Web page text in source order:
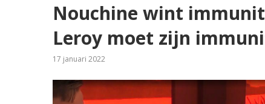
Nouchine wint
Leroy moet zijn
17 januari 2022